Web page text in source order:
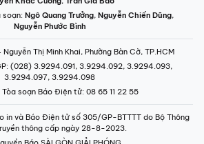
soạn: Ngô Quang Trưởng, Nguyễn Chiến Dũng,
Nguyễn Phước Bình
Thị Minh Khai, Phường Bàn Cờ, TP.HCM
: (028) 3.9294.091, 3.9294.092, 3.9294.093,
3.9294.097, 3.9294.098
soạn Báo Điện tử: 08 65 11 22 55
in và Báo Điện tử số 305/GP-BTTTT do Bộ Thông
thông cấp ngày 28-8-2023.